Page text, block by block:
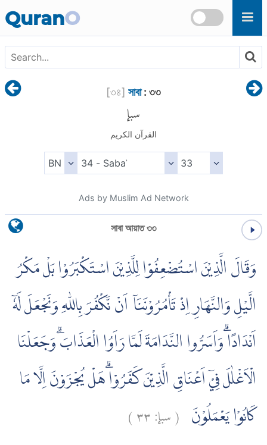
QuranO
[৩৪] সাবা: ৩৩
سبإ
القرآن الكريم
Ads by Muslim Ad Network
সাবা আয়াত ৩৩
وَقَالَ الَّذِيْنَ اسْتُضْعِفُوْا لِلَّذِيْنَ اسْتَكْبَرُوْا بَلْ مَكْرُ
الَّيْلِ وَالنَّهَارِ اِذْ تَأْمُرُوْنَنَآ اَنْ نَّكْفُرَ بِاللّٰهِ وَنَجْعَلَ لَهٗٓ
اَنْدَادًا ۗوَاَسَرُّوا النَّدَامَةَ لَمَّا رَاَوُا الْعَذَابَۗ وَجَعَلْنَا
الْاَغْلٰلَ فِيْٓ اَعْنَاقِ الَّذِيْنَ كَفَرُوْاۗ هَلْ يُجْزَوْنَ اِلَّا مَا
كَانُوْا يَعْمَلُوْنَ (سبإ:٣٣)